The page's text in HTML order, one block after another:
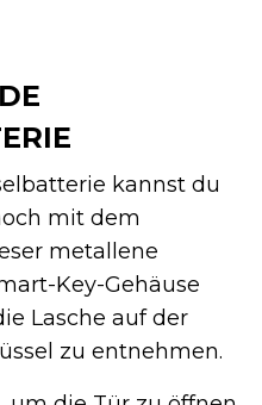
kannst du
mit dem
metallene
Key-Gehäuse
Lasche auf der
zu entnehmen.